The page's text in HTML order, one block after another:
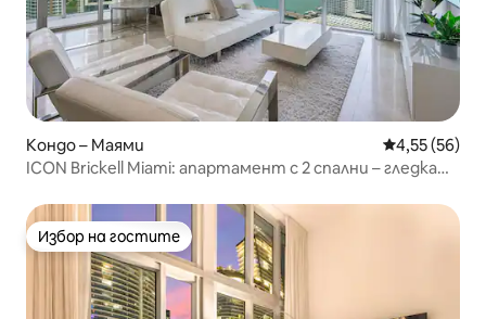
Кондо – Маями Средна
4,55 (56)
ICON Brickell Miami: апартамент с 2 спални – гледка
Избор на гостите
Избор на гостите